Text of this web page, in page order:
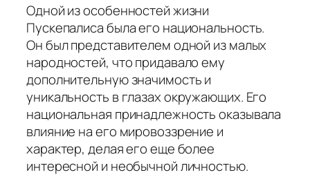
Одной из особенностей жизни
Пускепалиса была его национальность.
Он был представителем одной из малых
народностей, что придавало ему
дополнительную значимость и
уникальность в глазах окружающих. Его
национальная принадлежность оказывала
влияние на его мировоззрение и
характер, делая его еще более
интересной и необычной личностью.